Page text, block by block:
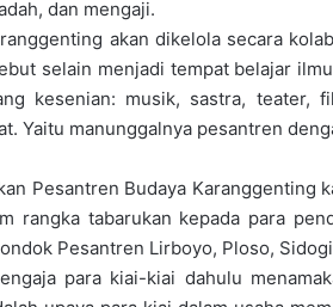
dan mengaji.
akan dikelola secara
selain menjadi tempat belajar
kesenian: musik, sastra, teater,
Yaitu manunggalnya pesantren
Pesantren Budaya Karanggenting
rangka tabarukan kepada para
Pesantren Lirboyo, Ploso,
para kiai-kiai dahulu